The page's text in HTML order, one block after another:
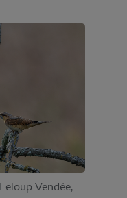
Vendée,